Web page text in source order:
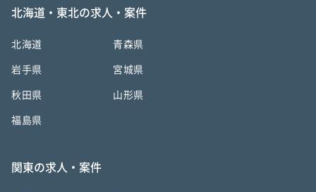
北海道・東北の求人・案件
北海道 青森県
岩手県 宮城県
秋田県 山形県
福島県
関東の求人・案件